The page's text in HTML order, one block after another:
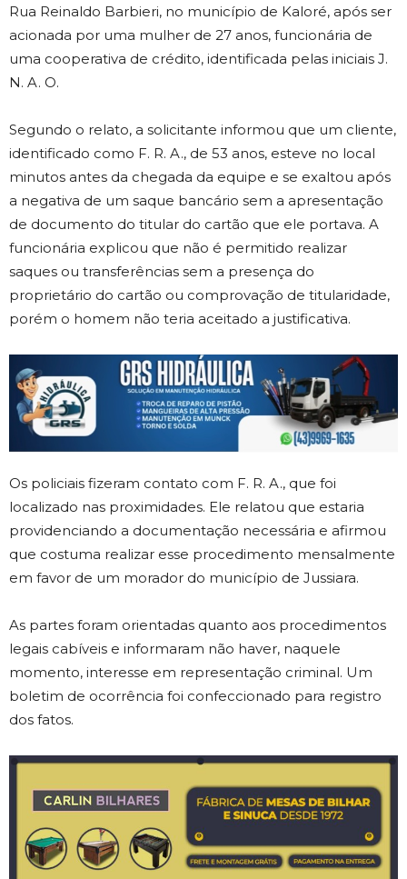
Rua Reinaldo Barbieri, no município de Kaloré, após ser
acionada por uma mulher de 27 anos, funcionária de
uma cooperativa de crédito, identificada pelas iniciais J.
N. A. O.
Segundo o relato, a solicitante informou que um cliente,
identificado como F. R. A., de 53 anos, esteve no local
minutos antes da chegada da equipe e se exaltou após
a negativa de um saque bancário sem a apresentação
de documento do titular do cartão que ele portava. A
funcionária explicou que não é permitido realizar
saques ou transferências sem a presença do
proprietário do cartão ou comprovação de titularidade,
porém o homem não teria aceitado a justificativa.
Os policiais fizeram contato com F. R. A., que foi
localizado nas proximidades. Ele relatou que estaria
providenciando a documentação necessária e afirmou
que costuma realizar esse procedimento mensalmente
em favor de um morador do município de Jussiara.
As partes foram orientadas quanto aos procedimentos
legais cabíveis e informaram não haver, naquele
momento, interesse em representação criminal. Um
boletim de ocorrência foi confeccionado para registro
dos fatos.